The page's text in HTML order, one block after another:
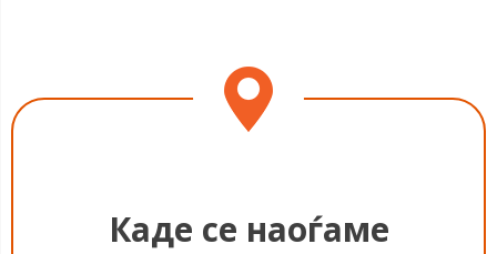
при преземање немаат можност да се подигнат
лично на еКупи&преземи, туку само со испорака на
Каде се наоѓаме